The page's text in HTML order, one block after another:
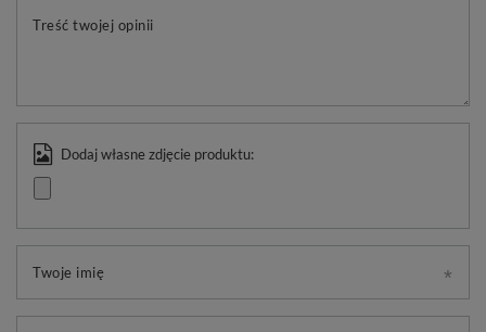
Treść twojej opinii
Dodaj własne zdjęcie produktu:
Twoje imię